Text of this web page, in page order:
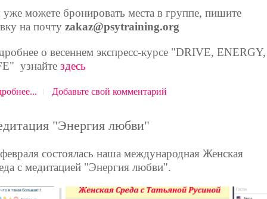
можете бронировать места в группе, пишите
на почту zakaz@psytraining.org
о весеннем экспресс-курсе "DRIVE, ENERGY,
узнайте здесь
Добавьте свой комментарий
"Энергия любви"
состоялась наша международная Женская
с медитацией "Энергия любви".